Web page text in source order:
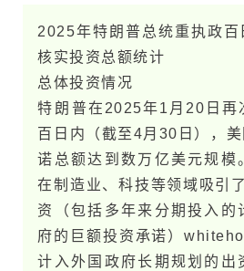
2025年特​朗​普总统重执政百
核实投资总额统计
总体投资情况
特​朗​普在2025年1月20日再
百日内（截至4月30日），
诺总额达到数万亿美元规模
在制造业、科技等领域吸引
资（包括多年来分期投入的
府的巨额投资承诺）​
计入外国政府长期规划的出